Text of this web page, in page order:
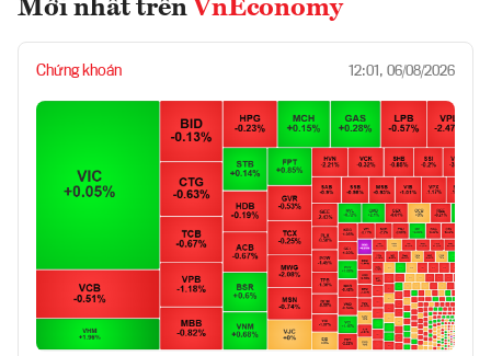
Mới nhất trên VnEconomy
Chứng khoán 12:01, 06/08/2026